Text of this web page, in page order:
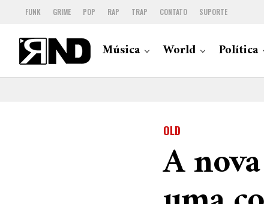
FUNK GRIME POP RAP TRAP CONTATO SUPORTE
Música World Política
OLD
A